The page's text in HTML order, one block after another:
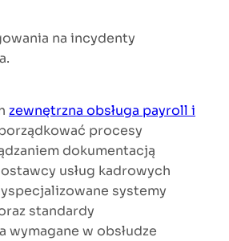
na incydenty
zewnętrzna obsługa payroll i
procesy
dokumentacją
usług kadrowych
systemy
standardy
wymagane w obsłudze